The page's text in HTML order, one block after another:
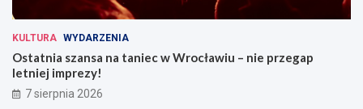
KULTURA WYDARZENIA
Ostatnia szansa na taniec w Wrocławiu – nie przegap
letniej imprezy!
7 sierpnia 2026